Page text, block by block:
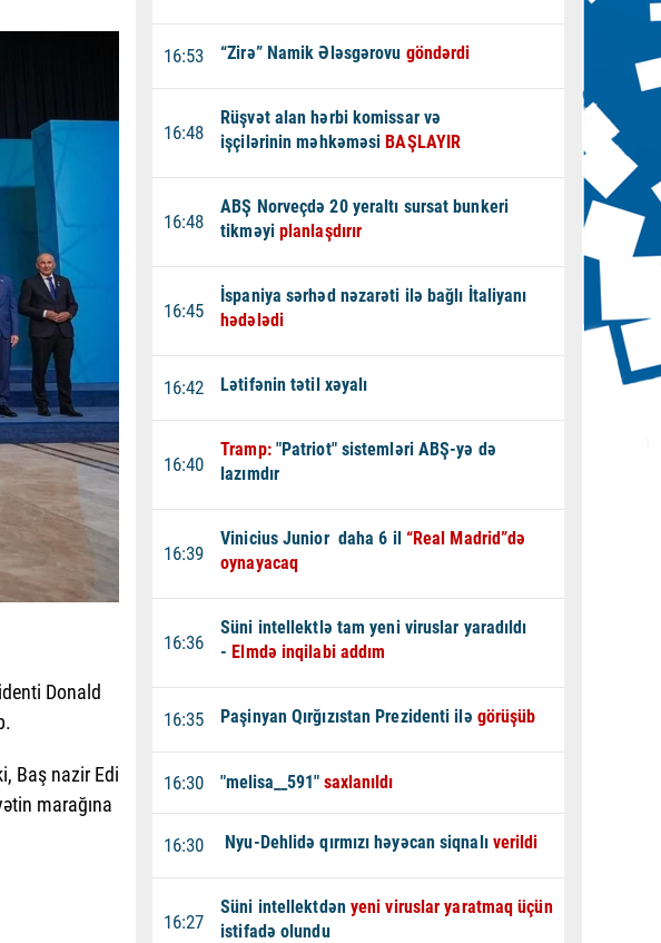
Donald
Baş nazir Edi
marağına
16:53 “Zirə” Namik Ələsgərovu göndərdi
16:48
Rüşvət alan hərbi komissar və
işçilərinin məhkəməsi BAŞLAYIR
16:48
ABŞ Norveçdə 20 yeraltı sursat bunkeri
tikməyiplanlaşdırır
16:45
İspaniya sərhəd nəzarəti ilə bağlı İtaliyanı
hədələdi
16:42 Lətifənin tətil xəyalı
16:40
Tramp:"Patriot" sistemləri ABŞ-yə də
lazımdır
16:39
Vinicius Junior daha 6 il “Real Madrid”də
oynayacaq
16:36
Süni intellektlə tam yeni viruslar yaradıldı
- Elmdə inqilabi addım
16:35 Paşinyan Qırğızıstan Prezidenti ilə görüşüb
16:30 "melisa__591"saxlanıldı
16:30 Nyu-Dehlidə qırmızı həyəcan siqnalıverildi
16:27
Süni intellektdən yeni viruslar yaratmaq üçün
istifadə olundu